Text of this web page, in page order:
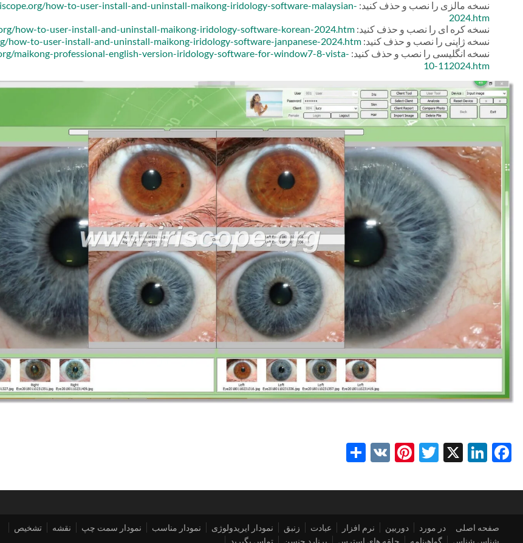
نسخه مالزی را نصب و حذف کنید: how-to-user-install-and-uninstall-maikong-iridology-software-malaysian-
2024.htm
نسخه کره ای را نصب و حذف کنید: how-to-user-install-and-uninstall-maikong-iridology-software-korean-2024.htm
نسخه ژاپنی را نصب و حذف کنید: how-to-user-install-and-uninstall-maikong-iridology-software-janpanese-2024.htm
نسخه انگلیسی را نصب و حذف کنید: maikong-professional-english-version-iridology-software-for-window7-8-vista-
10-112024.htm
Facebook
LinkedIn
X
Twitter
Pinterest
VK
صفحه اصلی در مورد دوربین نرم افزار عبادت زنبق نمودار ایریدولوژی نمودار مناسب نمودار سمت چپ نقشه
تشخیص